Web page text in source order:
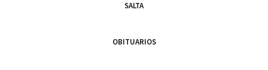
SALTA
OBITUARIOS